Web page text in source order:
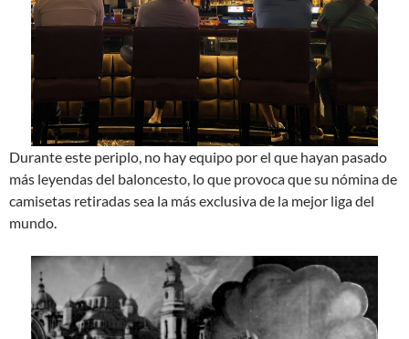
Durante este periplo, no hay equipo por el que hayan pasado
más leyendas del baloncesto, lo que provoca que su nómina de
camisetas retiradas sea la más exclusiva de la mejor liga del
mundo.